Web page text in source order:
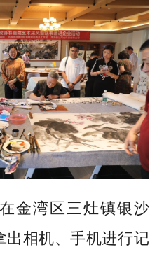
金湾区三灶镇银沙
出相机、手机进行记